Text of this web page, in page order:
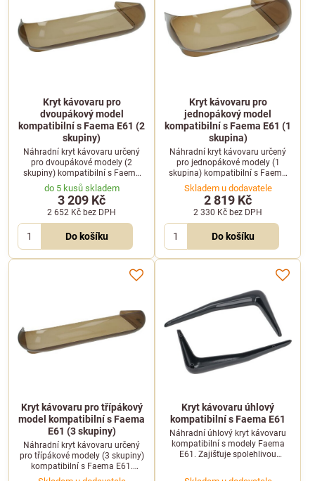
Kryt kávovaru pro
dvoupákový model
kompatibilní s Faema E61 (2
skupiny)
Náhradní kryt kávovaru určený
pro dvoupákové modely (2
skupiny) kompatibilní s Faema
E61. Pomáhá chránit vnitřní
komponenty a obnovit
profesionální vzhled stroje.
do 5 kusů skladem
3 209 Kč
2 652 Kč bez DPH
Do košíku
Kryt kávovaru pro
jednopákový model
kompatibilní s Faema E61 (1
skupina)
Náhradní kryt kávovaru určený
pro jednopákové modely (1
skupina) kompatibilní s Faema
E61. Slouží k ochraně vnitřních
komponentů a zachování
estetického vzhledu stroje.
Skladem u dodavatele
2 819 Kč
2 330 Kč bez DPH
Do košíku
Kryt kávovaru pro třípákový
model kompatibilní s Faema
E61 (3 skupiny)
Náhradní kryt kávovaru určený
pro třípákové modely (3 skupiny)
kompatibilní s Faema E61.
Ideální pro ochranu vnitřního
Kryt kávovaru úhlový
kompatibilní s Faema E61
Náhradní úhlový kryt kávovaru
kompatibilní s modely Faema
E61. Zajišťuje spolehlivou